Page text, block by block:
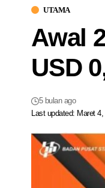
UTAMA
Awal
USD
Last updated: Maret
5 bulan ago